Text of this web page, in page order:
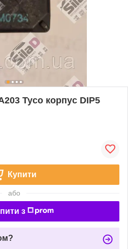
Tyco корпус DIP5
Купити
або
з